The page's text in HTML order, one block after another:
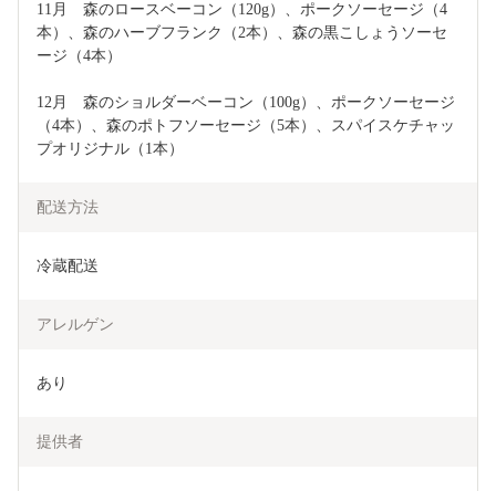
11月　森のロースベーコン（120g）、ポークソーセージ（4
本）、森のハーブフランク（2本）、森の黒こしょうソーセ
ージ（4本）
12月　森のショルダーベーコン（100g）、ポークソーセージ
（4本）、森のポトフソーセージ（5本）、スパイスケチャッ
プオリジナル（1本）
配送方法
冷蔵配送
アレルゲン
あり
提供者